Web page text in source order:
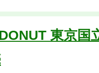
東京国